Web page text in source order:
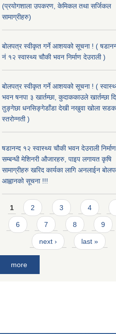
(प्रयोगशाला उपकरण, केमिकल तथा सर्जिकल
सामाग्रीहरु)
बोलपत्र स्वीकृत गर्ने आशयको सूचना ! (
नं १२ स्वास्थ्य चौकी भवन निर्माण देउराली )
बोलपत्र स्वीकृत गर्ने आशयको सूचना ! (
भवन षनपा ३ खार्तम्छा, कुदाककाउले खार्तम्छा
तुङ्गेछा धनसिङ्गेडाँडा देखी नखुवा खोला सडक
स्तरोन्नती )
षडानन्द १२ स्वास्थ्य चौकी भवन देउराली
सम्बन्धी मेशिनरी औजारहरु, पाइप लगायत कृषि
सामाग्रीहरु खरिद कार्यका लागि अनलाईन
आह्वानको सूचना !!!
Pages
1 2 3 4
6 7 8 9
next › last »
more